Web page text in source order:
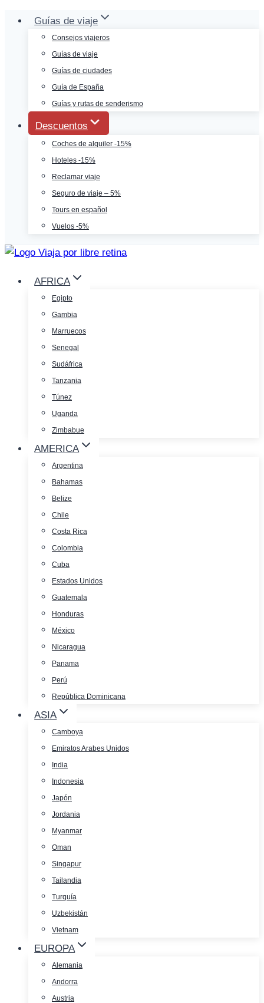
Saltar
contenido
Guías de viaje
Consejos viajeros
Guías de viaje
Guías de ciudades
Guía de España
Guías y rutas de senderismo
Descuentos
Coches de alquiler -15%
Hoteles -15%
Reclamar viaje
Seguro de viaje – 5%
Tours en español
Vuelos -5%
AFRICA
Egipto
Gambia
Marruecos
Senegal
Sudáfrica
Tanzania
Túnez
Uganda
Zimbabue
AMERICA
Argentina
Bahamas
Belize
Chile
Costa Rica
Colombia
Cuba
Estados Unidos
Guatemala
Honduras
México
Nicaragua
Panama
Perú
República Dominicana
ASIA
Camboya
Emiratos Arabes Unidos
India
Indonesia
Japón
Jordania
Myanmar
Oman
Singapur
Tailandia
Turquía
Uzbekistán
Vietnam
EUROPA
Alemania
Andorra
Austria